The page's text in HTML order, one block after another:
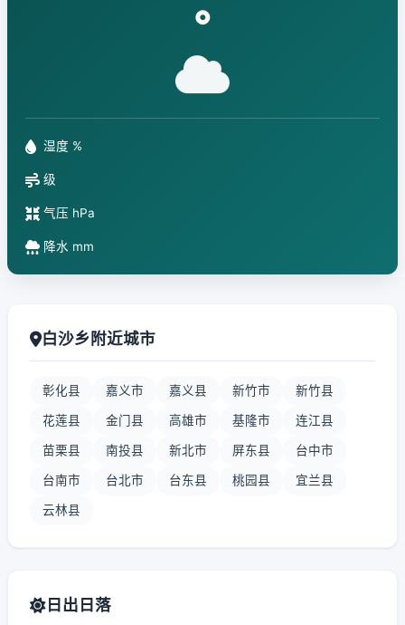
°
湿度 %
级
气压 hPa
降水 mm
白沙乡附近城市
彰化县 嘉义市 嘉义县 新竹市 新竹县
花莲县 金门县 高雄市 基隆市 连江县
苗栗县 南投县 新北市 屏东县 台中市
台南市 台北市 台东县 桃园县 宜兰县
云林县
日出日落